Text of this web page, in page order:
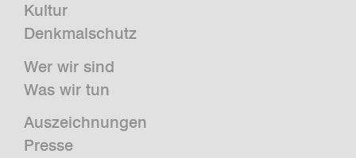
Kultur
Denkmalschutz
Wer wir sind
Was wir tun
Auszeichnungen
Presse